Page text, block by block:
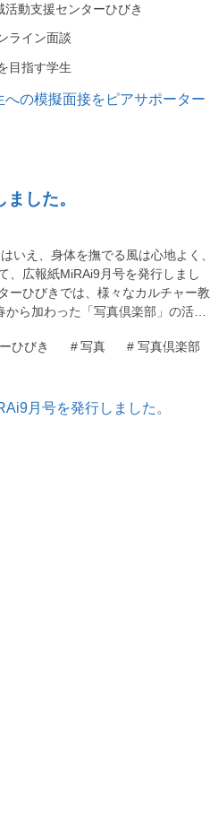
活動支援センターひびき
ライン面談
目指す学生
した。
いえ、身体を撫でる風は心地よく、
、広報紙MiRAi9月号を発行しまし
ーひびきでは、様々なカルチャー教
ら加わった「写真倶楽部」の活…
ひびき # 写真 # 写真倶楽部